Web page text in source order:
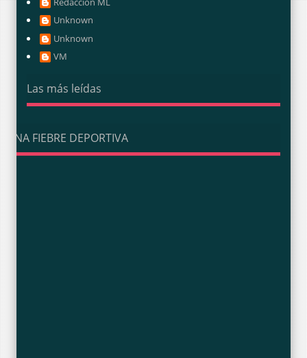
Unknown
Unknown
VM
Las más leídas
UNA FIEBRE DEPORTIVA